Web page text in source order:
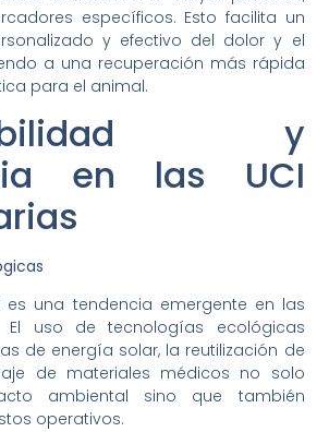
específicos. Esto facilita un
y efectivo del dolor y el
a una recuperación más rápida
para el animal.
y
en las UCI
es una tendencia emergente en las
El uso de tecnologías ecológicas
de energía solar, la reutilización de
de materiales médicos no solo
ambiental sino que también
operativos.